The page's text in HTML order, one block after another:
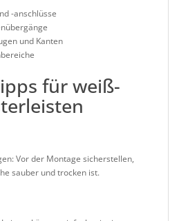
-anschlüsse
und Kanten
für weiß-
: Vor der Montage sicherstellen,
sauber und trocken ist.